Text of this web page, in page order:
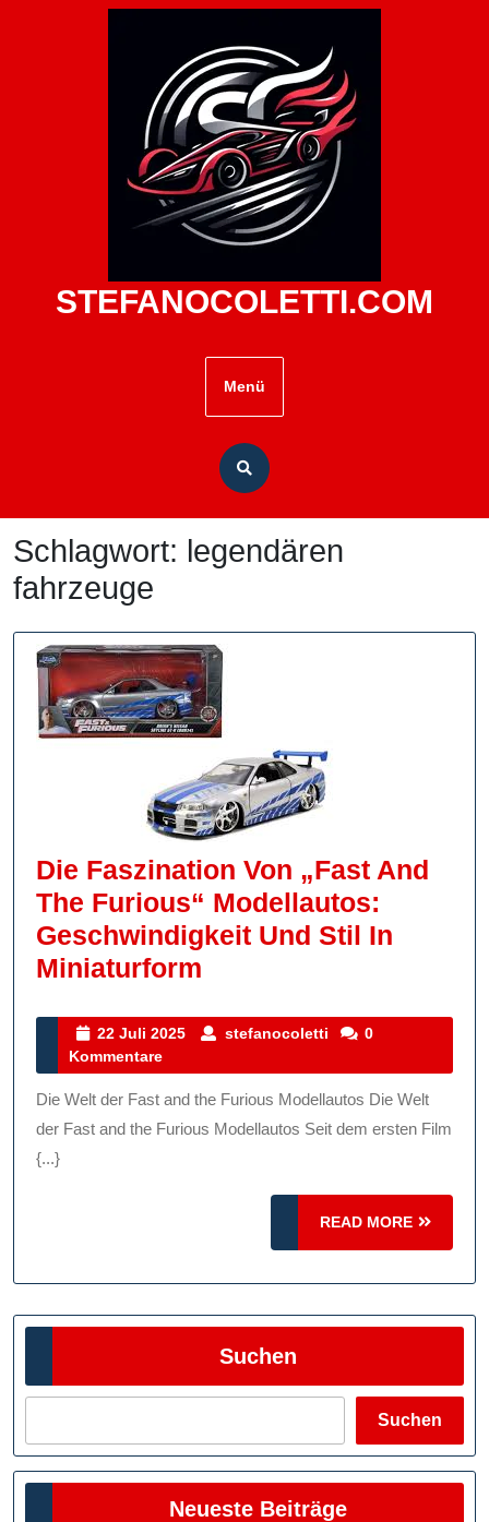
STEFANOCOLETTI.COM
Menü
Schlagwort: legendären
fahrzeuge
Die Faszination Von „Fast And
The Furious“ Modellautos:
Geschwindigkeit Und Stil In
Miniaturform
Von
And
The
Modellautos:
Geschwindigkeit
Stil
In
Miniaturform
22 Juli 2025
22
2025
stefanocoletti stefanocoletti
0
Kommentare
Die Welt der Fast and the Furious Modellautos Die Welt
der Fast and the Furious Modellautos Seit dem ersten Film
{...}
READ MORE
READ
MORE
Suchen
Suchen
Neueste Beiträge